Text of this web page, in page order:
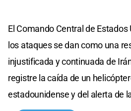
El Comando Central de
los ataques se dan como una
injustificada y continuada de
registre la caída de un
estadounidense y del alerta de